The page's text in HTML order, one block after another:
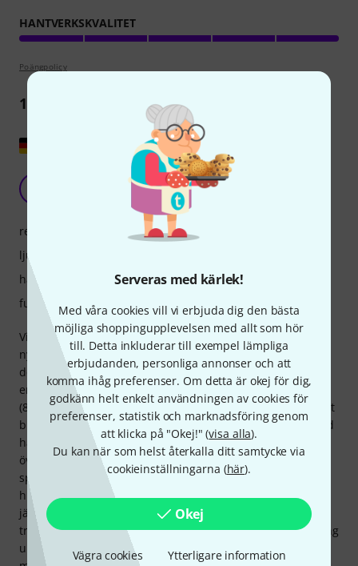
Serveras med kärlek!
Med våra cookies vill vi erbjuda dig den bästa
möjliga shoppingupplevelsen med allt som hör
till. Detta inkluderar till exempel lämpliga
erbjudanden, personliga annonser och att
komma ihåg preferenser. Om detta är okej för dig,
godkänn helt enkelt användningen av cookies för
preferenser, statistik och marknadsföring genom
att klicka på "Okej!" (visa alla).
Du kan när som helst återkalla ditt samtycke via
cookieinställningarna (här).
Okej
Vägra cookies Ytterligare information
HANTVERKSKVALITET
Poängpolicy
1
En utmärkt tvärflöjt för barn
familybraunbayern 20.07.2020
Vi provade olika flöjter i Thomanns musikaffär som
nybörjarmodeller för barn och bestämde oss snabbt för
denna underbara. Flöjten är väldigt lätt och tack vare sin
ergonomiska design enkel för barn att hantera. Min dotter
(8 år) kunde spela den direkt, trots att hon bara hade spelat
blockflöjt förut! Jag har själv spelat flöjt i 30 år och har alltid
haft en Yamaha-flöjt, men jag blev mer än positivt
överraskad över att uppleva en så högkvalitativ ton när jag
spelade på en flöjt utan en solid silverfärgad
huvudkoppling! Flöjten känns väldigt bekväm i handen och
jämfört med billigare modeller är den väldigt lätt, vilket jag
tror är särskilt viktigt för barn för att förhindra dålig hållning
under spelandet. En annan fördel med denna modell är
respons
ljud
hantverkskvalitet
funktioner